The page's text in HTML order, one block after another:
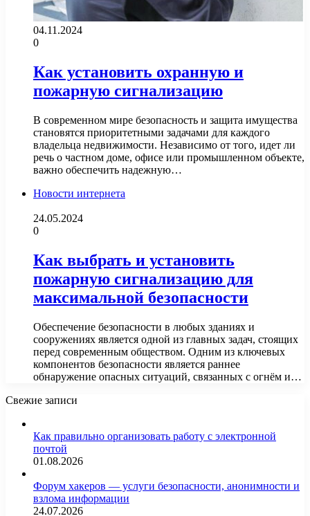
04.11.2024
0
Как установить охранную и
пожарную сигнализацию
В современном мире безопасность и защита имущества
становятся приоритетными задачами для каждого
владельца недвижимости. Независимо от того, идет ли
речь о частном доме, офисе или промышленном объекте,
важно обеспечить надежную…
Новости интернета
24.05.2024
0
Как выбрать и установить
пожарную сигнализацию для
максимальной безопасности
Обеспечение безопасности в любых зданиях и
сооружениях является одной из главных задач, стоящих
перед современным обществом. Одним из ключевых
компонентов безопасности является раннее
обнаружение опасных ситуаций, связанных с огнём и…
Свежие записи
Как правильно организовать работу с электронной
почтой
01.08.2026
Форум хакеров — услуги безопасности, анонимности и
взлома информации
24.07.2026